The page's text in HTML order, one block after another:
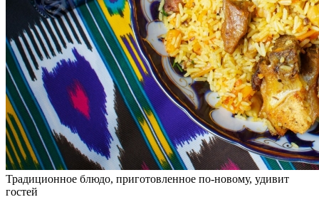
Традиционное блюдо, приготовленное по-новому, удивит
гостей